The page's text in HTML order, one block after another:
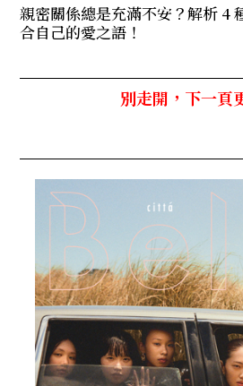
親密關係總是充滿不安？解析 4
合自己的愛之語！
別走開，下一頁